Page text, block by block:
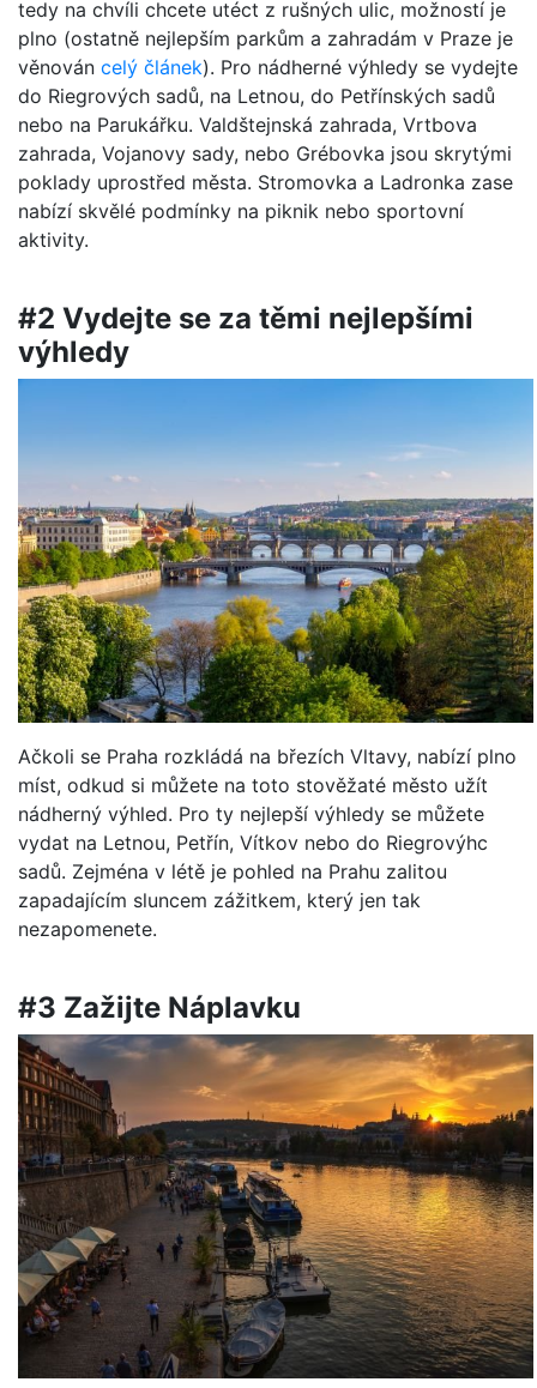
tedy na chvíli chcete utéct z rušných ulic, možností je
plno (ostatně nejlepším parkům a zahradám v Praze je
věnován celý článek). Pro nádherné výhledy se vydejte
do Riegrových sadů, na Letnou, do Petřínských sadů
nebo na Parukářku. Valdštejnská zahrada, Vrtbova
zahrada, Vojanovy sady, nebo Grébovka jsou skrytými
poklady uprostřed města. Stromovka a Ladronka zase
nabízí skvělé podmínky na piknik nebo sportovní
aktivity.
#2 Vydejte se za těmi nejlepšími
výhledy
Ačkoli se Praha rozkládá na březích Vltavy, nabízí plno
míst, odkud si můžete na toto stověžaté město užít
nádherný výhled. Pro ty nejlepší výhledy se můžete
vydat na Letnou, Petřín, Vítkov nebo do Riegrovýhc
sadů. Zejména v létě je pohled na Prahu zalitou
zapadajícím sluncem zážitkem, který jen tak
nezapomenete.
#3 Zažijte Náplavku